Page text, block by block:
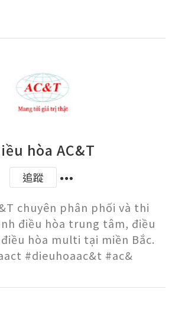
hòa AC&T
追蹤
chuyên phân phối và thi
điều hòa trung tâm, điều
hòa multi tại miền Bắc.
#dieuhoaac&t #ac&